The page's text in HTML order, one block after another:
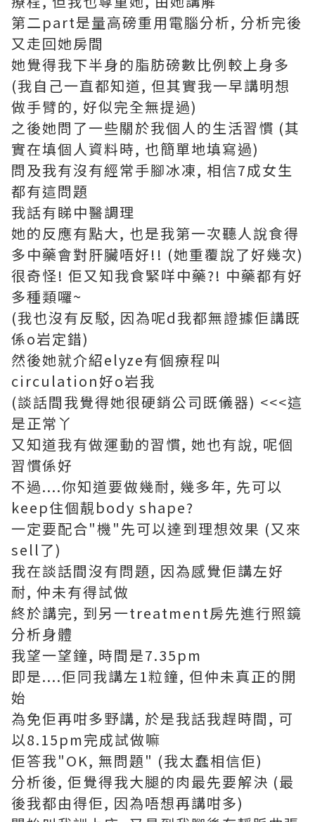
第二part是量高磅重用電腦分析, 分析完後
又走回她房間
她覺得我下半身的脂肪磅數比例較上身多
(我自己一直都知道, 但其實我一早講明想
做手臂的, 好似完全無提過)
之後她問了一些關於我個人的生活習慣 (其
實在填個人資料時, 也簡單地填寫過)
問及我有沒有經常手腳冰凍, 相信7成女生
都有這問題
我話有睇中醫調理
她的反應有點大, 也是我第一次聽人說食得
多中藥會對肝臟唔好!! (她重覆說了好幾次)
很奇怪! 佢又知我食緊咩中藥?! 中藥都有好
多種類囉~
(我也沒有反駁, 因為呢d我都無證據佢講既
係o岩定錯)
然後她就介紹elyze有個療程叫
circulation好o岩我
(談話間我覺得她很硬銷公司既儀器) <<<這
是正常丫
又知道我有做運動的習慣, 她也有說, 呢個
習慣係好
不過....你知道要做幾耐, 幾多年, 先可以
keep住個靚body shape?
一定要配合"機"先可以達到理想效果 (又來
sell了)
我在談話間沒有問題, 因為感覺佢講左好
耐, 仲未有得試做
終於講完, 到另一treatment房先進行照鏡
分析身體
我望一望鐘, 時間是7.35pm
即是....佢同我講左1粒鐘, 但仲未真正的開
始
為免佢再咁多野講, 於是我話我趕時間, 可
以8.15pm完成試做嘛
佢答我"OK, 無問題" (我太蠢相信佢)
分析後, 佢覺得我大腿的肉最先要解決 (最
後我都由得佢, 因為唔想再講咁多)